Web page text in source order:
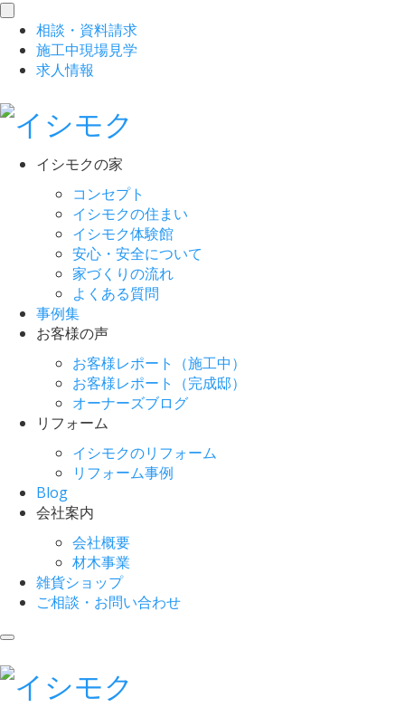
toggle
navigation
相談 ・ 資料請求
施工中現場見学
求人情報
イシモクの家
コンセプト
イシモクの住まい
イシモク体験館
安心・安全について
家づくりの流れ
よくある質問
事例集
お客様の声
お客様レポート（施工中）
お客様レポート（完成邸）
オーナーズブログ
リフォーム
イシモクのリフォーム
リフォーム事例
Blog
会社案内
会社概要
材木事業
雑貨ショップ
ご相談・お問い合わせ